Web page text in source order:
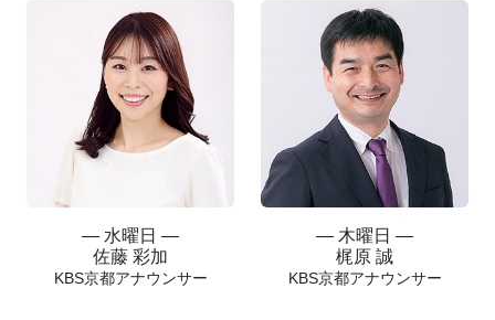
― 水曜日 ―
佐藤 彩加
KBS京都アナウンサー
― 木曜日 ―
梶原 誠
KBS京都アナウンサー